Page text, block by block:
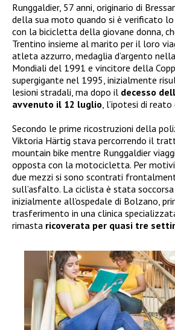
Runggaldier, 57 anni, originario di
della sua moto quando si è verificato lo
con la bicicletta della giovane donna,
Trentino insieme al marito per il loro
atleta azzurro, medaglia d’argento
Mondiali del 1991 e vincitore della
supergigante nel 1995, inizialmente
lesioni stradali, ma dopo il decesso
avvenuto il 12 luglio , l’ipotesi di
Secondo le prime ricostruzioni della
Viktoria Härtig stava percorrendo il
mountain bike mentre Runggaldier
opposta con la motocicletta. Per motivi
due mezzi si sono scontrati
sull’asfalto. La ciclista è stata
inizialmente all’ospedale di Bolzano,
trasferimento in una clinica
rimasta ricoverata per quasi tre